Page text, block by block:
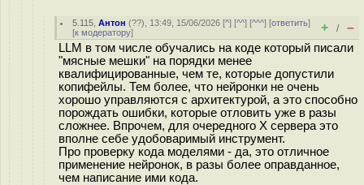
5.115 ,Антон (??), 13:49, 15/06/2026 [^] [^^] [^^^] [ответить]
[к модератору] + / –
LLM в том числе обучались на коде который писали
"мясные мешки" на порядки менее
квалифицированные, чем те, которые допустили
копифейлы. Тем более, что нейронки не очень
хорошо управляются с архитектурой, а это способно
порождать ошибки, которые отловить уже в разы
сложнее. Впрочем, для очередного X сервера это
вполне себе удобоваримый инструмент.
Про проверку кода моделями - да, это отличное
применение нейронок, в разы более оправданное,
чем написание ими кода.